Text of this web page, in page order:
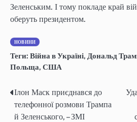
Зеленським. І тому покладе край
оберуть президентом.
НОВИНИ
Теги: Війна в Україні, Дональд
Польща, США
Навігація
записів
Ілон Маск приєднався до
телефонної розмови Трампа
й Зеленського, – ЗМІ